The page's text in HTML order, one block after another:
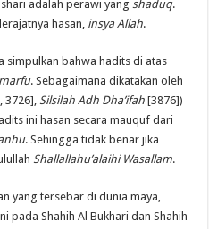
adalah perawi yang shaduq.
hasan, insya Allah.
simpulkan bahwa hadits di atas
marfu. Sebagaimana dikatakan oleh
Silsilah Adh Dha’ifah [3876])
ini hasan secara mauquf dari
. Sehingga tidak benar jika
Shallallahu’alaihi Wasallam.
yang tersebar di dunia maya,
pada Shahih Al Bukhari dan Shahih